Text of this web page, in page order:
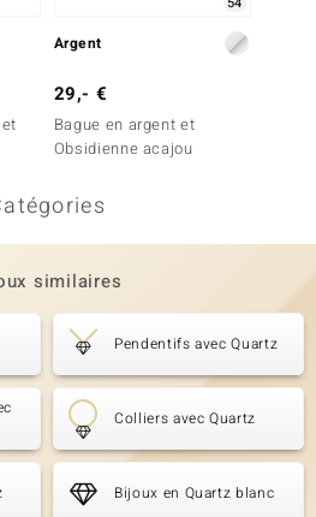
Argent
29,- €
Bague en argent et
Obsidienne acajou
similaires
Pendentifs avec Quartz
Colliers avec Quartz
Bijoux en Quartz blanc